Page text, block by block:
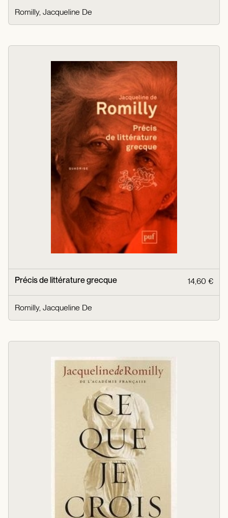
Romilly, Jacqueline De
Précis de littérature grecque 14,60 €
Romilly, Jacqueline De